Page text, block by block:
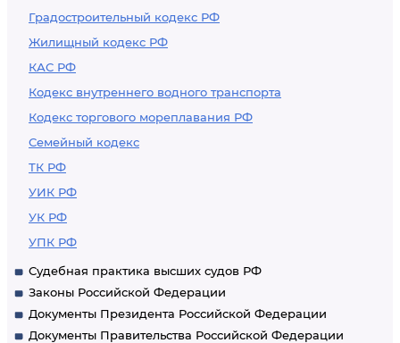
Градостроительный кодекс РФ
Жилищный кодекс РФ
КАС РФ
Кодекс внутреннего водного транспорта
Кодекс торгового мореплавания РФ
Семейный кодекс
ТК РФ
УИК РФ
УК РФ
УПК РФ
Судебная практика высших судов РФ
Законы Российской Федерации
Документы Президента Российской Федерации
Документы Правительства Российской Федерации